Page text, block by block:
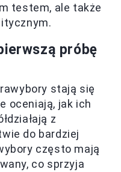
testem, ale także
próbę
stają się
oceniają, jak ich
z
do bardziej
często mają
co sprzyja